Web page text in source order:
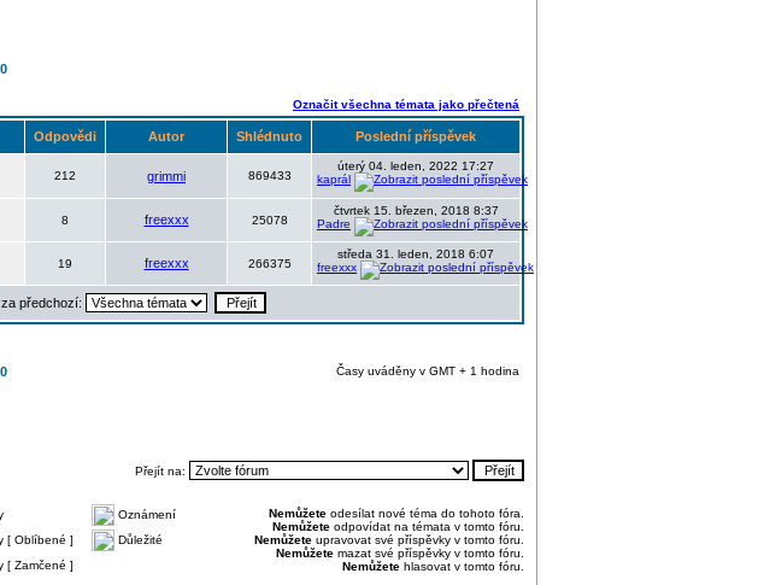
Označit všechna témata jako přečtená
Odpovědi Autor Shlédnuto Poslední příspěvek
212 grimmi 869433
úterý 04. leden, 2022 17:27
kaprál
8 freexxx 25078
čtvrtek 15. březen, 2018 8:37
Padre
19 freexxx 266375
středa 31. leden, 2018 6:07
freexxx
předchozí:
Časy uváděny v GMT + 1 hodina
Přejít na:
Oznámení
[ Oblíbené ]
Důležité
[ Zamčené ]
Nemůžete odesílat nové téma do tohoto fóra.
Nemůžete odpovídat na témata v tomto fóru.
Nemůžete upravovat své příspěvky v tomto fóru.
Nemůžete mazat své příspěvky v tomto fóru.
Nemůžete hlasovat v tomto fóru.